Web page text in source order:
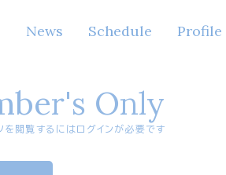
News Schedule Profile
Only
を閲覧するにはログインが必要です